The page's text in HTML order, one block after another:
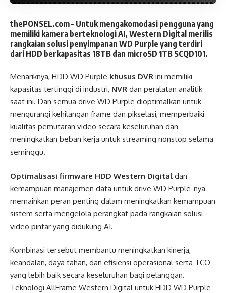
thePONSEL.com– Untuk mengakomodasi pengguna yang
memiliki kamera berteknologi AI, Western Digital merilis
rangkaian solusi penyimpanan WD Purple yang terdiri
dari HDD berkapasitas 18TB dan microSD 1TB SCQD101.
Menariknya, HDD WD Purple khusus DVR ini memiliki
kapasitas tertinggi di industri, NVR dan peralatan analitik
saat ini. Dan semua drive WD Purple dioptimalkan untuk
mengurangi kehilangan frame dan pikselasi, memperbaiki
kualitas pemutaran video secara keseluruhan dan
meningkatkan beban kerja untuk streaming nonstop selama
seminggu.
Optimalisasi firmware HDD Western Digital dan
kemampuan manajemen data untuk drive WD Purple-nya
memainkan peran penting dalam meningkatkan kemampuan
sistem serta mengelola perangkat pada rangkaian solusi
video pintar yang didukung AI.
Kombinasi tersebut membantu meningkatkan kinerja,
keandalan, daya tahan, dan efisiensi operasional serta TCO
yang lebih baik secara keseluruhan bagi pelanggan.
Teknologi AllFrame Western Digital untuk HDD WD Purple